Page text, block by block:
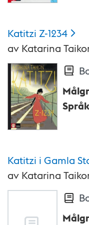
Katitzi Z-1234
av Katarina
Språk
Katitzi i Gamla
av Katarina